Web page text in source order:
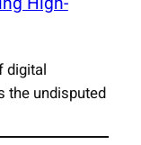
digital
the undisputed